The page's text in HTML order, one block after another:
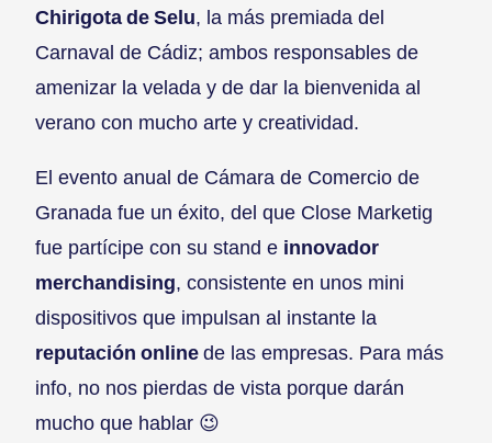
Chirigota de Selu, la más premiada del
Carnaval de Cádiz; ambos responsables de
amenizar la velada y de dar la bienvenida al
verano con mucho arte y creatividad.
El evento anual de Cámara de Comercio de
Granada fue un éxito, del que Close Marketig
fue partícipe con su stand e innovador
merchandising, consistente en unos mini
dispositivos que impulsan al instante la
reputación onlinede las empresas. Para más
info, no nos pierdas de vista porque darán
mucho que hablar 😉